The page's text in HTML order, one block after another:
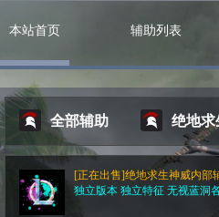
本站首页 辅助列表
全部辅助 绝地求
[正在出售]绝地求生神威内部
独立版本 独立特征 无视蓝洞